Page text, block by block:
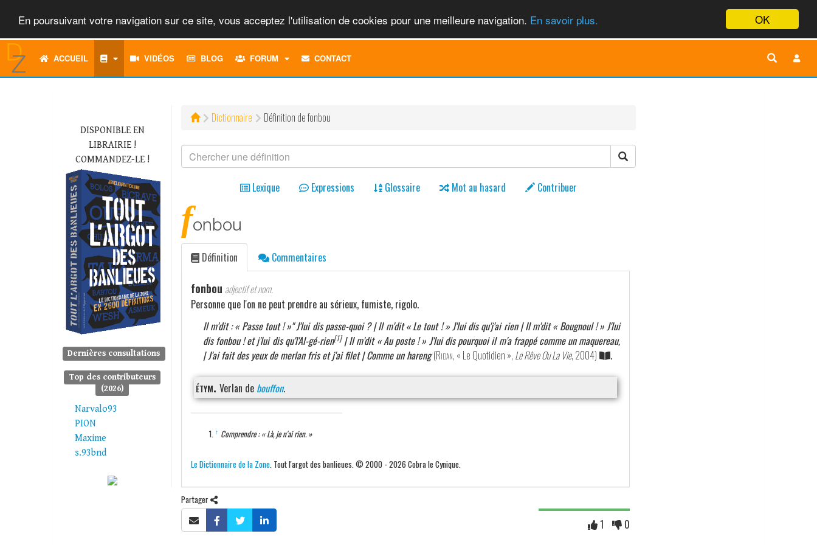
OK
En poursuivant votre navigation sur ce site, vous acceptez l'utilisation de cookies pour une meilleure navigation. En savoir plus.
ACCUEIL VIDÉOS BLOG FORUM
TOGGLECONTACT
DISPONIBLE EN
LIBRAIRIE !
COMMANDEZ-LE !
Dernières consultations
Top des contributeurs
(2026)
Narvalo93
PION
Maxime
s.93bnd
Dictionnaire Définition de fonbou
Lexique Expressions Glossaire Mot au hasard Contribuer
fonbou
Définition Commentaires
fonbou adjectif et nom.
Personne que l'on ne peut prendre au sérieux, fumiste, rigolo.
Il m'dit : « Passe tout ! »" J'lui dis passe-quoi ? | Il m'dit « Le tout ! » J'lui dis qu'j'ai rien | Il m'dit « Bougnoul ! » J'lui
dis fonbou ! et j'lui dis qu'l'Al-gé-rien[1]| Il m'dit « Au poste ! » J'lui dis pourquoi il m'a frappé comme un maquereau,
| J'ai fait des yeux de merlan fris et j'ai filet | Comme un hareng (Ridan, « Le Quotidien », Le Rêve Ou La Vie, 2004) .
étym. Verlan de bouffon.
↑ Comprendre : « Là, je n'ai rien. »
Le Dictionnaire de la Zone. Tout l'argot des banlieues. © 2000 - 2026 Cobra le Cynique.
Partager
1 0